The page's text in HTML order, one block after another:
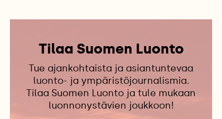
Tilaa Suomen Luonto
Tue ajankohtaista ja asiantuntevaa
luonto- ja ympäristöjournalismia.
Tilaa Suomen Luonto ja tule mukaan
luonnonystävien joukkoon!